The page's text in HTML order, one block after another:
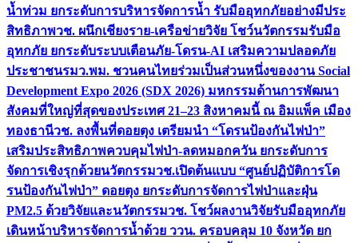
น้ำท่วม ยกระดับการบริหารจัดการน้ำ รับมืออุทกภัยอย่างมีประ
สิทธิภาพวช. ผนึกเชียงราย-เครือข่ายวิจัย โชว์นวัตกรรมรับมือ
อุทกภัย ยกระดับระบบเตือนภัย-โดรน-AI เสริมความปลอดภัย
ประชาชนรมว.พม. ชวนคนไทยร่วมเป็นส่วนหนึ่งของงาน Social
Development Expo 2026 (SDX 2026) มหกรรมด้านการพัฒนา
สังคมที่ใหญ่ที่สุดของประเทศ 21–23 สิงหาคมนี้ ณ อิมแพ็ค เมือง
ทองธานีวช. ลงพื้นที่ดอยตุง เตรียมนำ “โดรนป้องกันไฟป่า”
เสริมประสิทธิภาพควบคุมไฟป่า-ลดหมอกควัน ยกระดับการ
จัดการเชิงรุกด้วยนวัตกรรมวช.เปิดต้นแบบ “ศูนย์ปฏิบัติการโด
รนป้องกันไฟป่า” ดอยตุง ยกระดับการจัดการไฟป่าและฝุ่น
PM2.5 ด้วยวิจัยและนวัตกรรมวช. โชว์ผลงานวิจัยรับมืออุทกภัย
เดินหน้าบริหารจัดการน้ำด้วย ววน. ครอบคลุม 10 จังหวัด ยก